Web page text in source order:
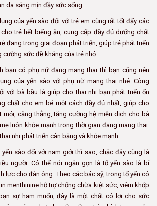
da sáng mịn đầy sức sống.
của yến sào đối với trẻ em cũng rất tốt đấy các
trẻ hết biếng ăn, cung cấp đầy đủ dưỡng chất
đang trong giai đoạn phát triển, giúp trẻ phát triển
cường sức đề kháng của trẻ nhỏ…
bạn có phụ nữ đang mang thai thì bạn cũng nên
của yến sào với phụ nữ mang thai nhé. Công
với bà bầu là giúp cho thai nhi bạn phát triển ổn
chất cho em bé một cách đầy đủ nhất, giúp cho
mỏi, căng thẳng, tăng cường hệ miễn dịch cho bà
luôn khỏe mạnh trong thời gian đang mang thai.
nhi phát triển cân bằng và khỏe mạnh…
sào đối với nam giới thì sao, chắc đây cũng là
người. Có thể nói ngắn gọn là tổ yến sào là bí
lực cho đàn ông. Theo các bác sỹ, trong tổ yến có
menthinine hỗ trợ chống chữa kiệt sức, viêm khớp
sự ham muốn, đây là một chất có lợi cho sức